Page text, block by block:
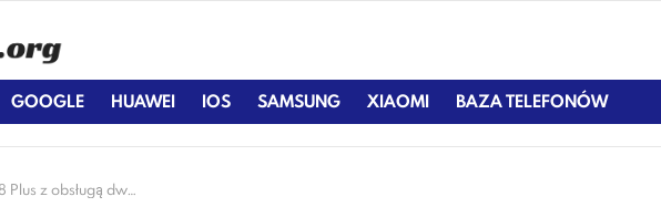
GOOGLE HUAWEI IOS SAMSUNG XIAOMI BAZA TELEFONÓW
dwóch kart SIM?